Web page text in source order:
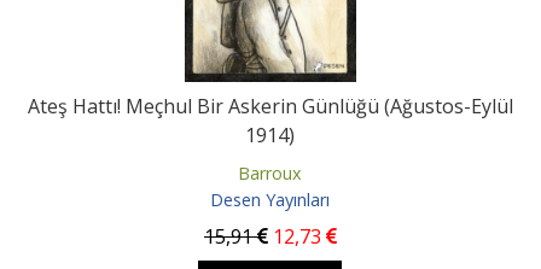
Ateş Hattı! Meçhul Bir Askerin Günlüğü (Ağustos-Eylül
1914)
Barroux
Desen Yayınları
15,91 12,73